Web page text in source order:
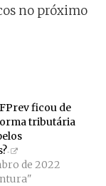
no próximo
ficou de
tributária
de 2022